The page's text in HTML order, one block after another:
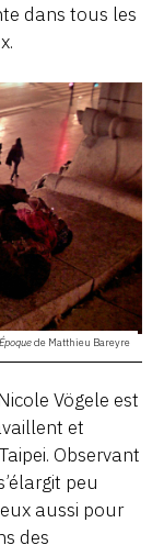
dans tous les
de Matthieu Bareyre
Vögele est
et
Observant
peu
aussi pour
des